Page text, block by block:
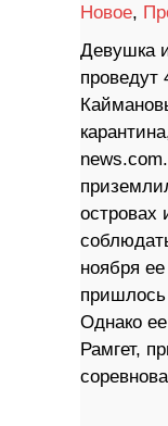
Новое,
Девушка
островах
ноября
пришлось
Однако
Рамгет,